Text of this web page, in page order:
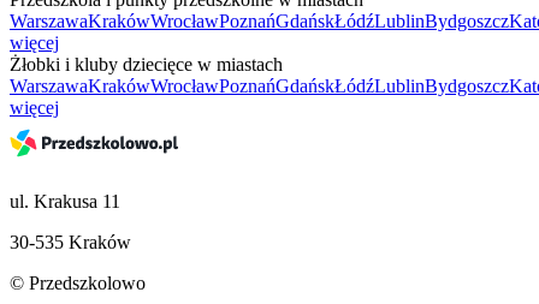
WarszawaKrakówWrocławPoznańGdańskŁódźLublinBydgoszcz
więcej
Żłobki i kluby dziecięce w miastach
WarszawaKrakówWrocławPoznańGdańskŁódźLublinBydgoszcz
więcej
ul. Krakusa 11
30-535 Kraków
© Przedszkolowo